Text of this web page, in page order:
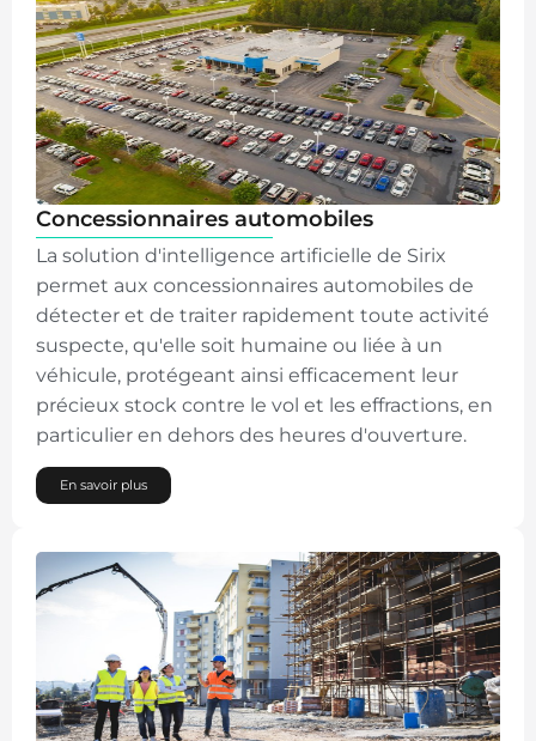
Concessionnaires automobiles
La solution d'intelligence artificielle de Sirix
permet aux concessionnaires automobiles de
détecter et de traiter rapidement toute activité
suspecte, qu'elle soit humaine ou liée à un
véhicule, protégeant ainsi efficacement leur
précieux stock contre le vol et les effractions, en
particulier en dehors des heures d'ouverture.
En savoir plus